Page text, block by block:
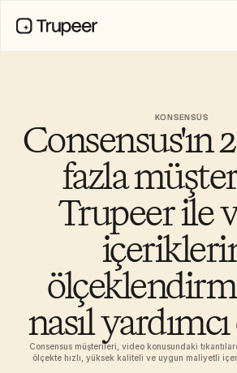
KONSENSÜS
Consensus'ın
fazla
Trupeer ile
nasıl
Consensus müşterileri, video konusundaki
ölçekte hızlı, yüksek kaliteli ve uygun maliyetli
Translation
Knowledge Base
Brand Kits
Shared Pages
AI Screen Recording
RESOURCES
AI Champions of Change
Trust Center
Ürün Sürümleri
Doc Templates
Industry
Free Tools